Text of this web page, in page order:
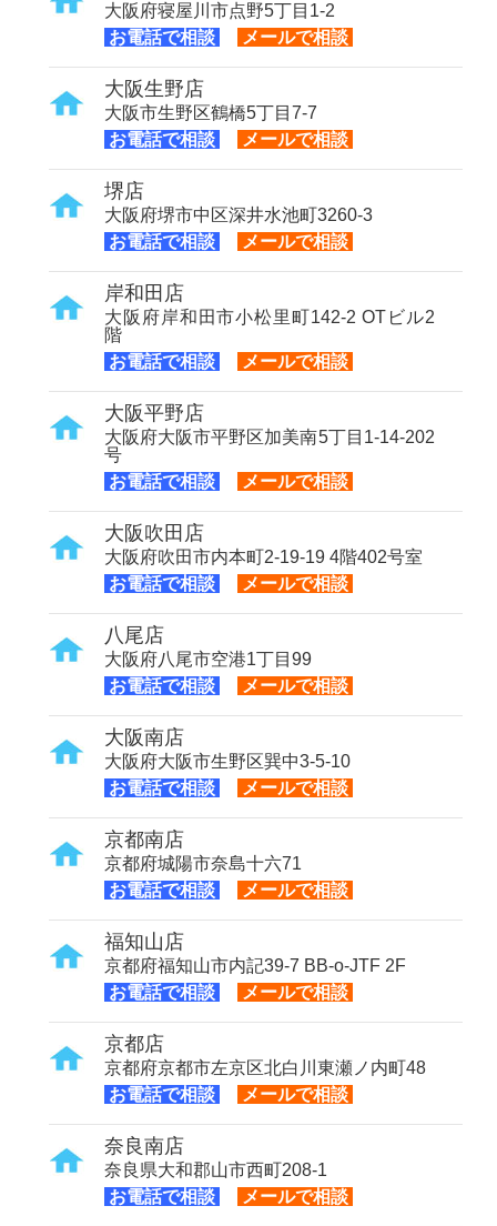
大阪府寝屋川市点野5丁目1-2
お電話で相談
メールで相談
大阪生野店
大阪市生野区鶴橋5丁目7-7
お電話で相談
メールで相談
堺店
大阪府堺市中区深井水池町3260-3
お電話で相談
メールで相談
岸和田店
大阪府岸和田市小松里町142-2 OTビル2
階
お電話で相談
メールで相談
大阪平野店
大阪府大阪市平野区加美南5丁目1-14-202
号
お電話で相談
メールで相談
大阪吹田店
大阪府吹田市内本町2-19-19 4階402号室
お電話で相談
メールで相談
八尾店
大阪府八尾市空港1丁目99
お電話で相談
メールで相談
大阪南店
大阪府大阪市生野区巽中3-5-10
お電話で相談
メールで相談
京都南店
京都府城陽市奈島十六71
お電話で相談
メールで相談
福知山店
京都府福知山市内記39-7 BB-o-JTF 2F
お電話で相談
メールで相談
京都店
京都府京都市左京区北白川東瀬ノ内町48
お電話で相談
メールで相談
奈良南店
奈良県大和郡山市西町208-1
お電話で相談
メールで相談